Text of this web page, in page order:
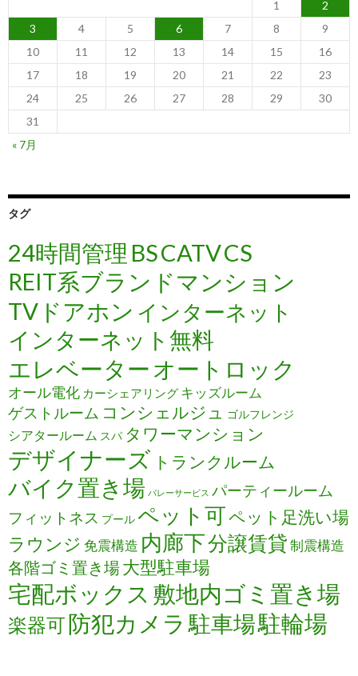
1
2
3
4 5 6 7 8
9
10
11 12 13 14 15
16
17
18 19 20 21 22
23
24
25 26 27 28 29
30
31
« 7月
タグ
24時間管理 BSCATVCS
REIT系ブランドマンション
TVドアホン インターネット
インターネット無料
エレベーター オートロック
オール電化 カーシェアリング キッズルーム
ゲストルーム コンシェルジュ ゴルフレンジ
シアタールーム スパ タワーマンション
デザイナーズ トランクルーム
バイク置き場 バレーサービス パーティールーム
フィットネス プールペット可ペット足洗い場
ラウンジ 免震構造 内廊下分譲賃貸制震構造
各階ゴミ置き場大型駐車場
宅配ボックス 敷地内ゴミ置き場
楽器可防犯カメラ 駐車場駐輪場